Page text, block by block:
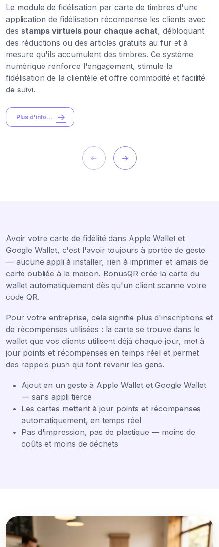
Le module de fidélisation par carte de timbres d'une
application de fidélisation récompense les clients avec
des stamps virtuels pour chaque achat, débloquant
des réductions ou des articles gratuits au fur et à
mesure qu'ils accumulent des timbres. Ce système
numérique renforce l'engagement, stimule la
fidélisation de la clientèle et offre commodité et facilité
de suivi.
Plus d'info...
Avoir votre carte de fidélité dans Apple Wallet et
Google Wallet, c'est l'avoir toujours à portée de geste
— aucune appli à installer, rien à imprimer et jamais de
carte oubliée à la maison. BonusQR crée la carte du
wallet automatiquement dès qu'un client scanne votre
code QR.
Pour votre entreprise, cela signifie plus d'inscriptions et
de récompenses utilisées : la carte se trouve dans le
wallet que vos clients utilisent déjà chaque jour, met à
jour points et récompenses en temps réel et permet
des rappels push qui font revenir les gens.
Ajout en un geste à Apple Wallet et Google Wallet
— sans appli tierce
Les cartes mettent à jour points et récompenses
automatiquement, en temps réel
Pas d'impression, pas de plastique — moins de
coûts et moins de déchets